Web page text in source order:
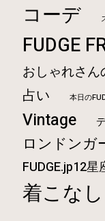
コーデ
FUDGE
おしゃれさん
占い 本日の
Vintage
ロンドンガ
FUDGE.jp12
着こなし